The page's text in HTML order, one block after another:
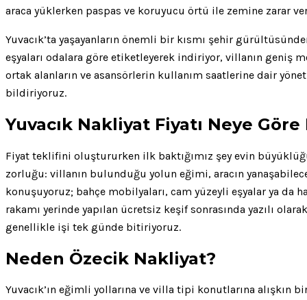
araca yüklerken paspas ve koruyucu örtü ile zemine zarar
Yuvacık’ta yaşayanların önemli bir kısmı şehir
eşyaları odalara göre etiketleyerek indiriyor, villanın geniş
ortak alanların ve asansörlerin kullanım saatlerine dair
bildiriyoruz.
Yuvacık Nakliyat Fiyatı Neye
Fiyat teklifini oluştururken ilk baktığımız şey evin
zorluğu: villanın bulunduğu yolun eğimi, aracın
konuşuyoruz; bahçe mobilyaları, cam yüzeyli eşyalar ya
rakamı yerinde yapılan ücretsiz keşif sonrasında yazılı
genellikle işi tek günde bitiriyoruz.
Neden Özecik Nakliyat?
Yuvacık’ın eğimli yollarına ve villa tipi konutlarına alışkın